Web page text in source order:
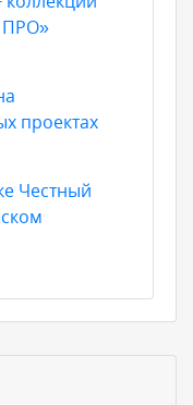
ПРО»
проектах
Честный